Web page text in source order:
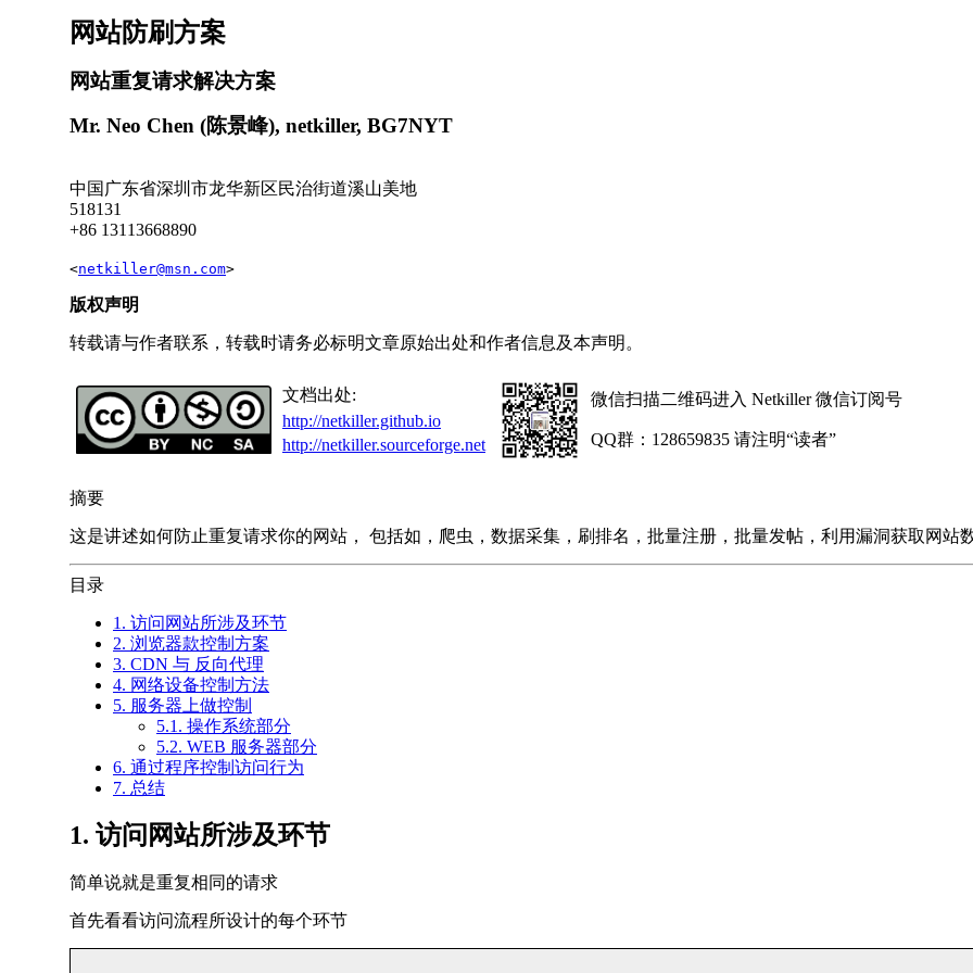
网站防刷方案
网站重复请求解决方案
Mr. Neo Chen (陈景峰), netkiller, BG7NYT
中国 广东省深圳市龙华新区民治街道溪山美地
518131
+86 13113668890
<netkiller@msn.com>
版权声明
转载请与作者联系，转载时请务必标明文章原始出处和作者信息及本声明。
文档出处:
http://netkiller.github.io
http://netkiller.sourceforge.net
微信扫描二维码进入 Netkiller 微信订阅号
QQ群：128659835 请注明“读者”
摘要
这是讲述如何防止重复请求你的网站， 包括如，爬虫，数据采集，刷排名，批量注册，批量发帖，利用漏洞获取网站
目录
1. 访问网站所涉及环节
2. 浏览器款控制方案
3. CDN 与 反向代理
4. 网络设备控制方法
5. 服务器上做控制
5.1. 操作系统部分
5.2. WEB 服务器部分
6. 通过程序控制访问行为
7. 总结
1. 访问网站所涉及环节
简单说就是重复相同的请求
首先看看访问流程所设计的每个环节